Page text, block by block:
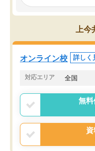
見てから講師を決定する
す。
うちの子は、初回面談
オンラインツールを使
共有があり宿題もそち
でした。
言う事で講師変更の申
まりに短期での変更だ
う事にして退会しまし
戻せ、授業内容や講師
と思います。
上今
オンライン校 詳しく
対応エリア 全国
無